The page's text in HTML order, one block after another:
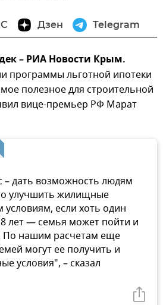
Дзен Telegram
– РИА Новости Крым.
программы льготной ипотеки
полезное для строительной
вице-премьер РФ Марат
дать возможность людям
улучшить жилищные
если хоть один
лет — семья может пойти и
По нашим расчетам еще
могут ее получить и
условия", – сказал